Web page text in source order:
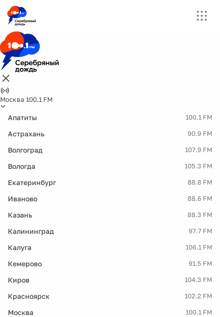
Москва 100.1 FM
Апатиты 100.1 FM
Астрахань 90.9 FM
Волгоград 107.9 FM
Вологда 105.3 FM
Екатеринбург 88.8 FM
Иваново 88.6 FM
Казань 88.3 FM
Калининград 97.7 FM
Калуга 106.1 FM
Кемерово 91.5 FM
Киров 104.3 FM
Красноярск 102.2 FM
Москва 100.1 FM